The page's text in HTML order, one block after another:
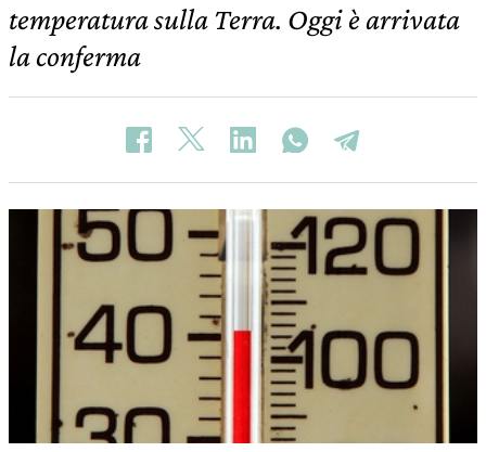
temperatura sulla Terra. Oggi è arrivata
la conferma